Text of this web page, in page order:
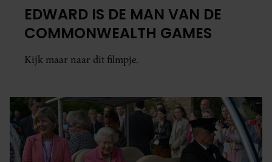
EDWARD IS DE MAN VAN DE
COMMONWEALTH GAMES
Kijk maar naar dit filmpje.